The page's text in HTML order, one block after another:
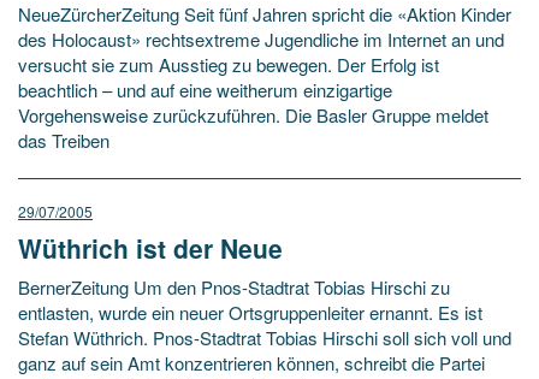
NeueZürcherZeitung Seit fünf Jahren spricht die «Aktion Kinder
des Holocaust» rechtsextreme Jugendliche im Internet an und
versucht sie zum Ausstieg zu bewegen. Der Erfolg ist
beachtlich – und auf eine weitherum einzigartige
Vorgehensweise zurückzuführen. Die Basler Gruppe meldet
das Treiben
29/07/2005
Wüthrich ist der Neue
BernerZeitung Um den Pnos-Stadtrat Tobias Hirschi zu
entlasten, wurde ein neuer Ortsgruppenleiter ernannt. Es ist
Stefan Wüthrich. Pnos-Stadtrat Tobias Hirschi soll sich voll und
ganz auf sein Amt konzentrieren können, schreibt die Partei